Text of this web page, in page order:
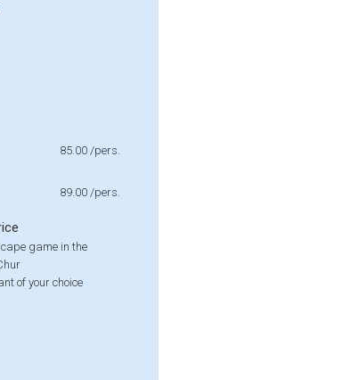
85.00 /pers.
89.00 /pers.
game in the
of your choice